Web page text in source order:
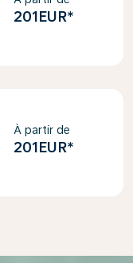
201EUR*
À partir de
201EUR*